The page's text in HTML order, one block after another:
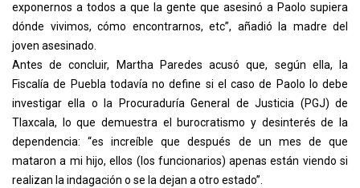
exponernos a todos a que la gente que asesinó a Paolo supiera
dónde vivimos, cómo encontrarnos, etc”, añadió la madre del
joven asesinado.
Antes de concluir, Martha Paredes acusó que, según ella, la
Fiscalía de Puebla todavía no define si el caso de Paolo lo debe
investigar ella o la Procuraduría General de Justicia (PGJ) de
Tlaxcala, lo que demuestra el burocratismo y desinterés de la
dependencia: “es increíble que después de un mes de que
mataron a mi hijo, ellos (los funcionarios) apenas están viendo si
realizan la indagación o se la dejan a otro estado”.